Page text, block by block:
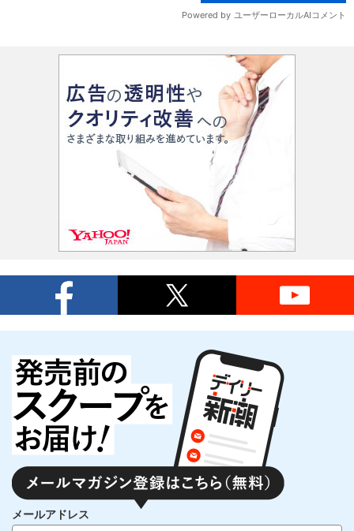
メールアドレス